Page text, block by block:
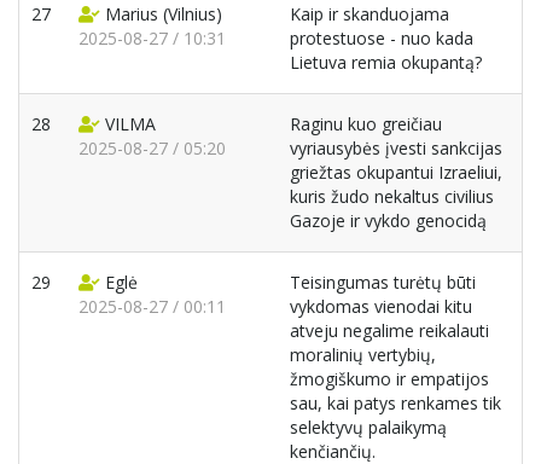
27 Marius (Vilnius)
2025-08-27 / 10:31
Kaip ir skanduojama
protestuose - nuo kada
Lietuva remia okupantą?
28
VILMA
2025-08-27 / 05:20
Raginu kuo greičiau
vyriausybės įvesti sankcijas
griežtas okupantui Izraeliui,
kuris žudo nekaltus civilius
Gazoje ir vykdo genocidą
29
Eglė
2025-08-27 / 00:11
Teisingumas turėtų būti
vykdomas vienodai kitu
atveju negalime reikalauti
moralinių vertybių,
žmogiškumo ir empatijos
sau, kai patys renkames tik
selektyvų palaikymą
kenčiančių.